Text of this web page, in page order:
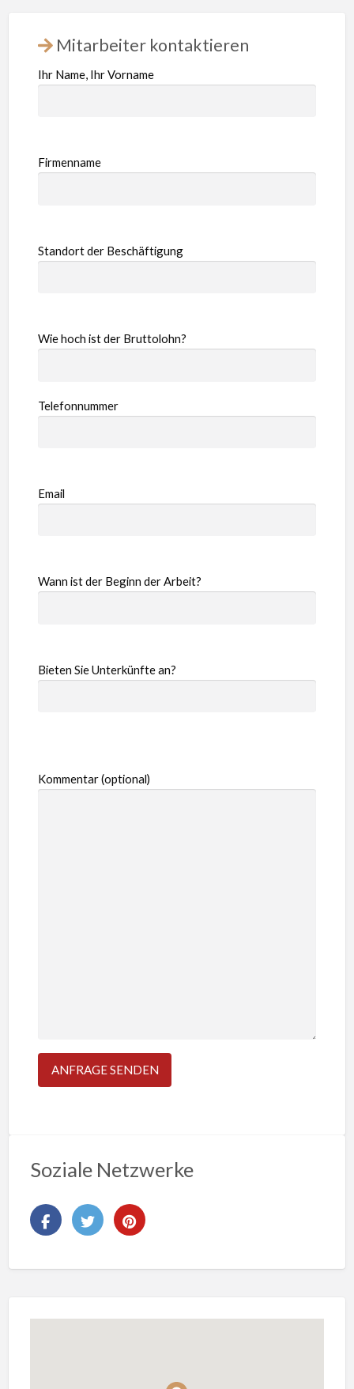
Mitarbeiter kontaktieren
Ihr Name, Ihr Vorname
Firmenname
Standort der Beschäftigung
Wie hoch ist der Bruttolohn?
Telefonnummer
Email
Wann ist der Beginn der Arbeit?
Bieten Sie Unterkünfte an?
Kommentar (optional)
Soziale Netzwerke